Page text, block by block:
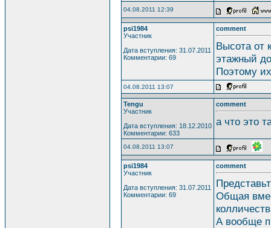
04.08.2011 12:39
psi1984
Участник
Дата вступления: 31.07.2011
Комментарии: 69
comment
Высота от
этажный
Поэтому
04.08.2011 13:07
Tengu
Участник
Дата вступления: 18.12.2010
Комментарии: 633
comment
а что это
04.08.2011 13:07
psi1984
Участник
Дата вступления: 31.07.2011
Комментарии: 69
comment
Общая
А вообще